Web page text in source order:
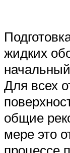
жидких
Для всех
общие
мере это